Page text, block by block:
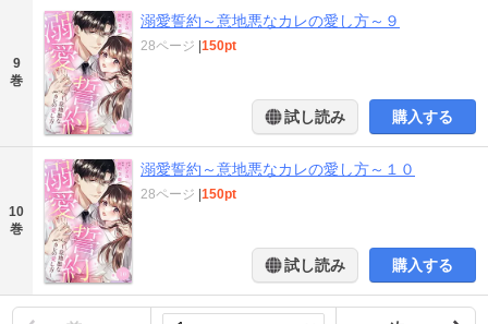
9
巻
溺愛誓約～意地悪なカレの愛し方～９
28ページ |150pt
試し読み 購入する
10
巻
溺愛誓約～意地悪なカレの愛し方～１０
28ページ |150pt
試し読み 購入する